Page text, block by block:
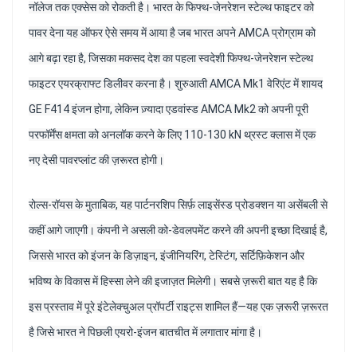
नॉलेज तक एक्सेस को रोकती है। भारत के फिफ्थ-जेनरेशन स्टेल्थ फाइटर को
पावर देना यह ऑफर ऐसे समय में आया है जब भारत अपने AMCA प्रोग्राम को
आगे बढ़ा रहा है, जिसका मकसद देश का पहला स्वदेशी फिफ्थ-जेनरेशन स्टेल्थ
फाइटर एयरक्राफ्ट डिलीवर करना है। शुरुआती AMCA Mk1 वेरिएंट में शायद
GE F414 इंजन होगा, लेकिन ज़्यादा एडवांस्ड AMCA Mk2 को अपनी पूरी
परफॉर्मेंस क्षमता को अनलॉक करने के लिए 110-130 kN थ्रस्ट क्लास में एक
नए देसी पावरप्लांट की ज़रूरत होगी।
रोल्स-रॉयस के मुताबिक, यह पार्टनरशिप सिर्फ़ लाइसेंस्ड प्रोडक्शन या असेंबली से
कहीं आगे जाएगी। कंपनी ने असली को-डेवलपमेंट करने की अपनी इच्छा दिखाई है,
जिससे भारत को इंजन के डिज़ाइन, इंजीनियरिंग, टेस्टिंग, सर्टिफ़िकेशन और
भविष्य के विकास में हिस्सा लेने की इजाज़त मिलेगी। सबसे ज़रूरी बात यह है कि
इस प्रस्ताव में पूरे इंटेलेक्चुअल प्रॉपर्टी राइट्स शामिल हैं—यह एक ज़रूरी ज़रूरत
है जिसे भारत ने पिछली एयरो-इंजन बातचीत में लगातार मांगा है।